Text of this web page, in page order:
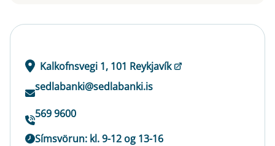
Kalkofnsvegi 1, 101 Reykjavík
sedlabanki@sedlabanki.is
569 9600
Símsvörun: kl. 9-12 og 13-16